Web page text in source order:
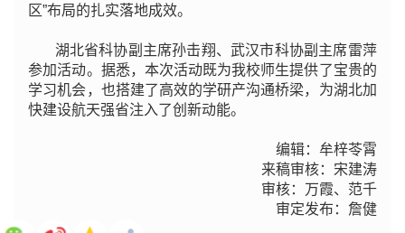
区”布局的扎实落地成效。
湖北省科协副主席孙击翔、武汉市科协副主席雷萍
参加活动。据悉，本次活动既为我校师生提供了宝贵的
学习机会，也搭建了高效的学研产沟通桥梁，为湖北加
快建设航天强省注入了创新动能。
编辑：牟梓苓霄
来稿审核：宋建涛
审核：万霞、范千
审定发布：詹健